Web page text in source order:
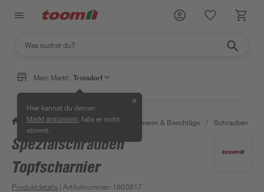
Mein Markt: Troisdorf
Hier kannst du deinen
Markt anpassen , falls er nicht
stimmt.
✕
/ Werkstatt & Maschinen / Eisenwaren & Beschläge / Schrauben
Spezialschrauben
Topfscharnier
Produktdetails | Artikelnummer: 1600817